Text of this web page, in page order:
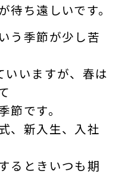
待ち遠しいです。
う季節が少し苦
いいますが、春は
節です。
、新入生、入社
るときいつも期